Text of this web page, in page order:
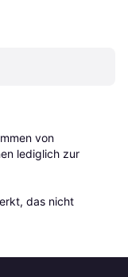
von
lediglich zur
das nicht